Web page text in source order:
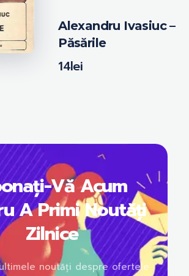
Alexandru Ivasiuc –
Păsările
14lei
Vă Acum
A Primi Noutăți
Zilnice
noutăți despre ofertele